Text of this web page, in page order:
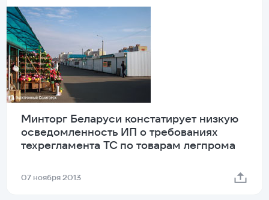
Минторг Беларуси констатирует низкую
осведомленность ИП о требованиях
техрегламента ТС по товарам легпрома
07 ноября 2013